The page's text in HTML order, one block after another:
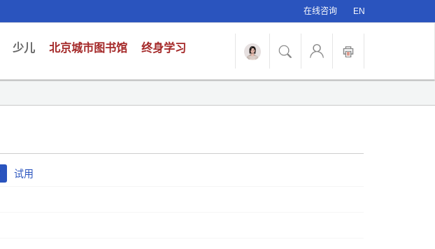
在线咨询 EN
少儿 北京城市图书馆 终身学习
试用